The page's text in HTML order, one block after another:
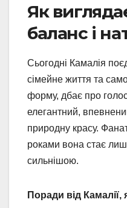
Як
баланс і
Сьогодні Камалія
сімейне життя та
форму, дбає про
елегантний,
природну красу.
роками вона стає
сильнішою.
Поради від Камалії,